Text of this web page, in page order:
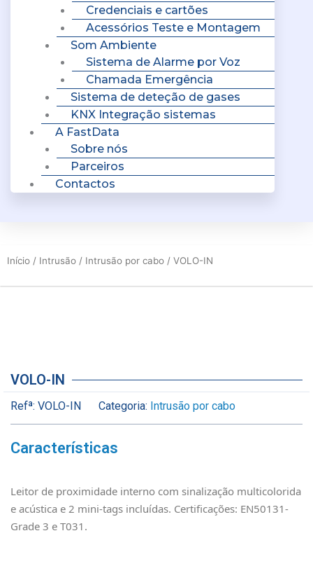
Credenciais e cartões
Acessórios Teste e Montagem
Som Ambiente
Sistema de Alarme por Voz
Chamada Emergência
Sistema de deteção de gases
KNX Integração sistemas
A FastData
Sobre nós
Parceiros
Contactos
Início / Intrusão / Intrusão por cabo / VOLO-IN
VOLO-IN
Refª: VOLO-IN Categoria: Intrusão por cabo
Características
Leitor de proximidade interno com sinalização multicolorida
e acústica e 2 mini-tags incluídas. Certificações: EN50131-
Grade 3 e T031.